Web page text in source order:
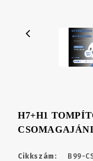
H7+H1
Cikkszám: B99-